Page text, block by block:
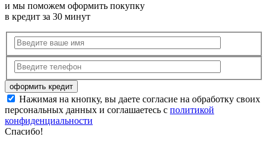
и мы поможем оформить покупку
в кредит за 30 минут
Нажимая на кнопку, вы даете согласие на обработку своих
персональных данных и соглашаетесь с политикой
конфиденциальности
Спасибо!